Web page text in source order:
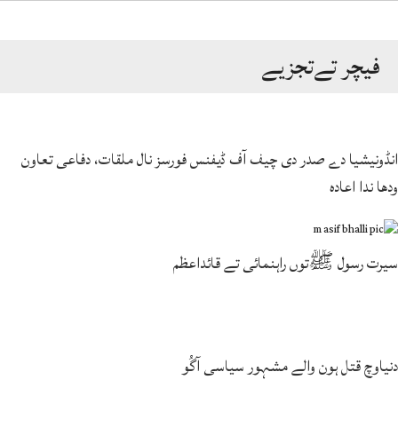
فیچر تےتجزیے
انڈونیشیا دے صدر دی چیف آف ڈیفنس فورسز نال ملقات، دفاعی تعاون
ودھا ندا اعادہ
سیرت رسول ﷺتوں راہنمائی تے قائداعظم
دنیاوچ قتل ہون والے مشہور سیاسی آگُو